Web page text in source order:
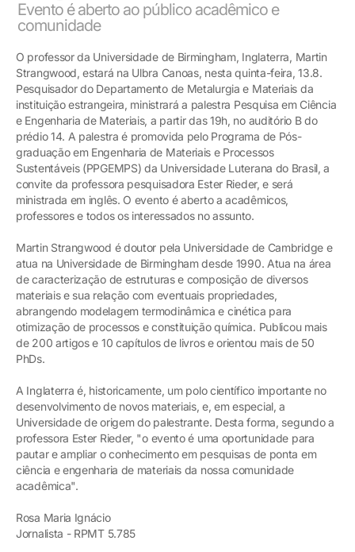
Evento é aberto ao público acadêmico e
comunidade
O professor da Universidade de Birmingham, Inglaterra, Martin
Strangwood, estará na Ulbra Canoas, nesta quinta-feira, 13.8.
Pesquisador do Departamento de Metalurgia e Materiais da
instituição estrangeira, ministrará a palestra Pesquisa em Ciência
e Engenharia de Materiais, a partir das 19h, no auditório B do
prédio 14. A palestra é promovida pelo Programa de Pós-
graduação em Engenharia de Materiais e Processos
Sustentáveis (PPGEMPS) da Universidade Luterana do Brasil, a
convite da professora pesquisadora Ester Rieder, e será
ministrada em inglês. O evento é aberto a acadêmicos,
professores e todos os interessados no assunto.
Martin Strangwood é doutor pela Universidade de Cambridge e
atua na Universidade de Birmingham desde 1990. Atua na área
de caracterização de estruturas e composição de diversos
materiais e sua relação com eventuais propriedades,
abrangendo modelagem termodinâmica e cinética para
otimização de processos e constituição química. Publicou mais
de 200 artigos e 10 capítulos de livros e orientou mais de 50
PhDs.
A Inglaterra é, historicamente, um polo científico importante no
desenvolvimento de novos materiais, e, em especial, a
Universidade de origem do palestrante. Desta forma, segundo a
professora Ester Rieder, "o evento é uma oportunidade para
pautar e ampliar o conhecimento em pesquisas de ponta em
ciência e engenharia de materiais da nossa comunidade
acadêmica".
Rosa Maria Ignácio
Jornalista - RPMT 5.785